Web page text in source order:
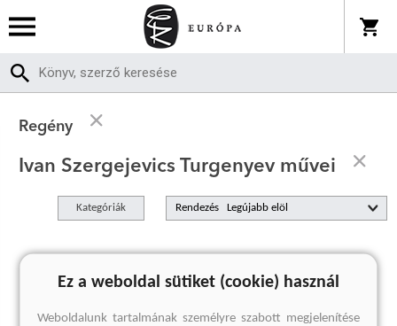
Regény
Ivan Szergejevics Turgenyev művei
Kategóriák Rendezés
A keresett kifejezésre nincs találat
Ez a weboldal sütiket (cookie) használ
Weboldalunk tartalmának személyre szabott megjelenítése